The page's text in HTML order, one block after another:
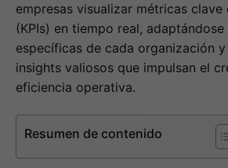
empresas visualizar métricas clave
(KPIs) en tiempo real,
específicas de cada organización
insights valiosos que impulsan el
eficiencia operativa.
Resumen de contenido